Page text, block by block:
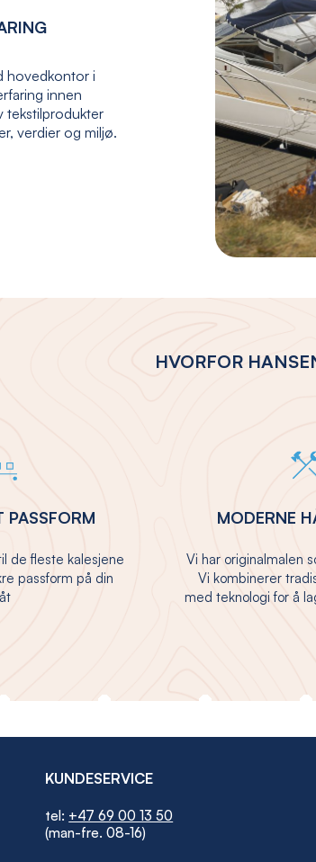
hovedkontor i
innen
tekstilprodukter
verdier og miljø.
HVORFOR
PASSFORM
de fleste kalesjene
passform på din
MODERNE
Vi har originalmalen
Vi kombinerer
med teknologi for å
KUNDESERVICE
tel: +47 69 00 13 50
(man-fre. 08-16)